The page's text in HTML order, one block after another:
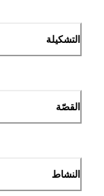
التشكيلة
القصّة
النشاط